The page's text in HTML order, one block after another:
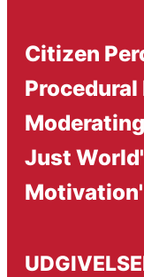
Citizen
Procedural
Just